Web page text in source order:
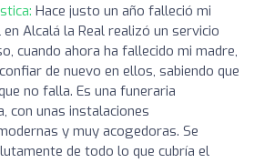
Hace justo un año falleció mi
Alcalá la Real realizó un servicio
cuando ahora ha fallecido mi madre,
de nuevo en ellos, sabiendo que
no falla. Es una funeraria
con unas instalaciones
y muy acogedoras. Se
de todo lo que cubría el